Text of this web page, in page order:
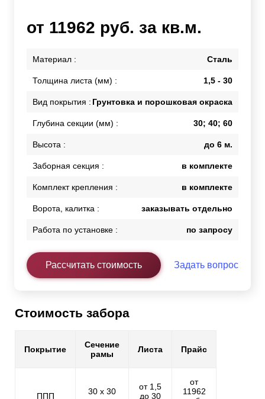
от 11962 руб. за кв.м.
Материал : Сталь
Толщина листа (мм) : 1,5 - 30
Вид покрытия : Грунтовка и порошковая окраска
Глубина секции (мм) : 30; 40; 60
Высота : до 6 м.
Заборная секция : в комплекте
Комплект крепления : в комплекте
Ворота, калитка : заказывать отдельно
Работа по установке : по запросу
Рассчитать стоимость Задать вопрос
Стоимость забора
Покрытие
Сечение
рамы
Листа Прайс
ППП
30 х 30
от 1,5
до 30
от
11962